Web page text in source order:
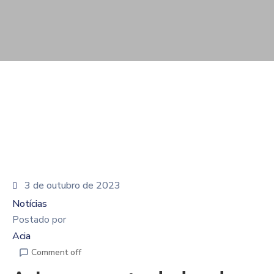
3 de outubro de 2023
Notícias
Postado por
Acia
Comment off